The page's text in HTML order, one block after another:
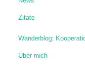
Zitate
Wanderblog:
Über mich